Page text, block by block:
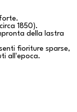
1850).
della lastra
fioriture sparse,
all'epoca.